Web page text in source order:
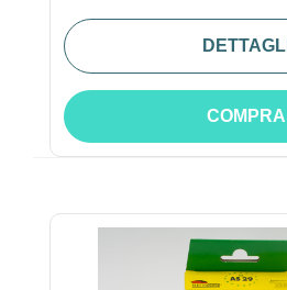
DETTAGLI
COMPRA